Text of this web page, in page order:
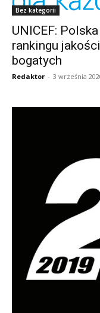
Bez kategorii
UNICEF:
rankingu
bogatych
Redaktor - 3 września